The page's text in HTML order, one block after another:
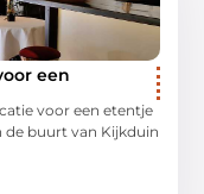
een
voor een etentje
de buurt van Kijkduin